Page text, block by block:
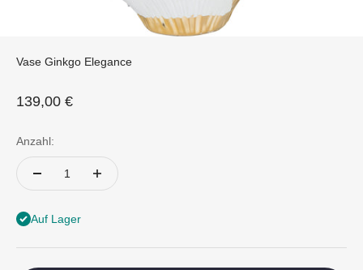
Vase Ginkgo Elegance
Angebot
139,00 €
Anzahl:
Auf Lager